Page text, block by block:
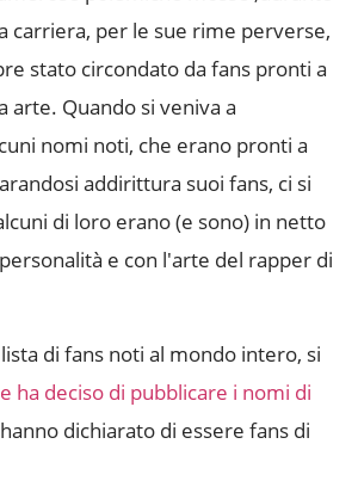
carriera, per le sue rime perverse,
stato circondato da fans pronti a
arte. Quando si veniva a
nomi noti, che erano pronti a
addirittura suoi fans, ci si
di loro erano (e sono) in netto
e con l'arte del rapper di
di fans noti al mondo intero, si
ha deciso di pubblicare i nomi di
dichiarato di essere fans di